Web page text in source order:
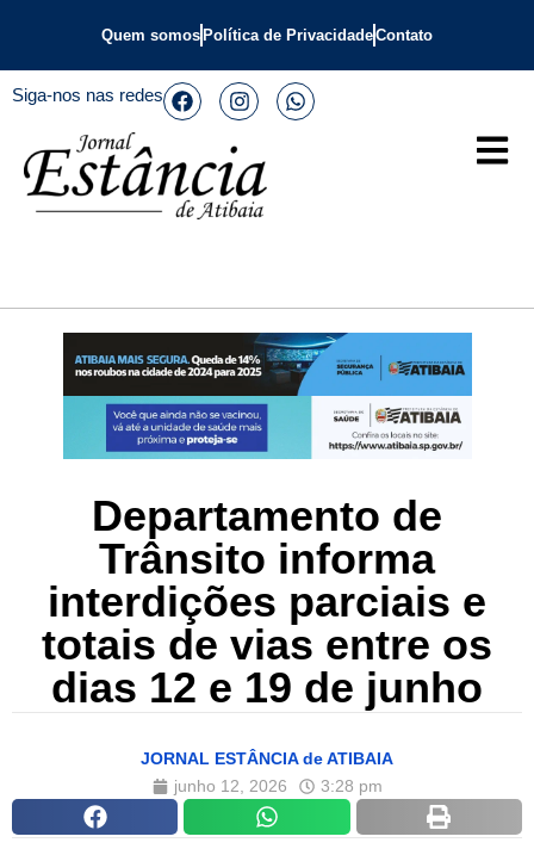
Quem somos Política de PrivacidadeContato
Siga-nos nas redes
Departamento de
Trânsito informa
interdições parciais e
totais de vias entre os
dias 12 e 19 de junho
JORNAL ESTÂNCIA de ATIBAIA
junho 12, 2026
3:28 pm